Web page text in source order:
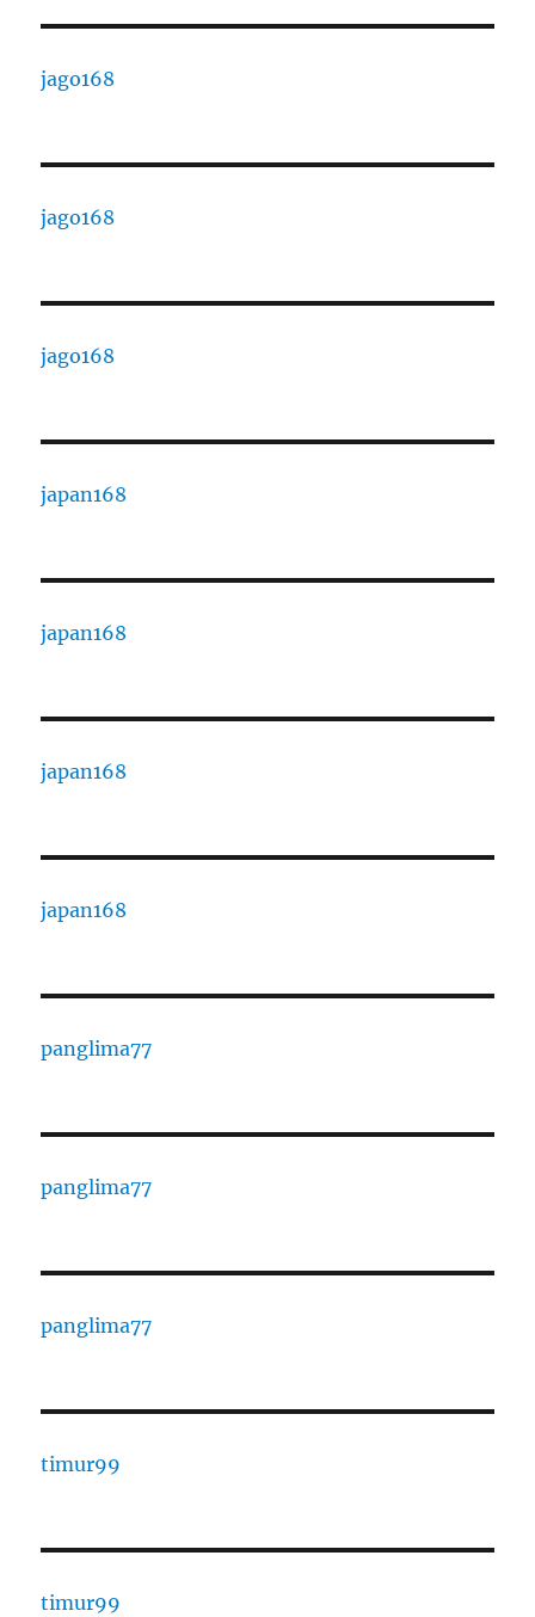
jago168
jago168
jago168
japan168
japan168
japan168
japan168
panglima77
panglima77
panglima77
timur99
timur99